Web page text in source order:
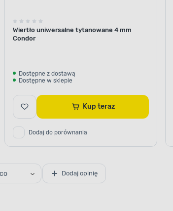
Wiertło uniwersalne tytanowane 4 mm
Condor
Dostępne z dostawą
Dostępne w sklepie
Kup teraz
Dodaj do porównania
Dodaj opinię